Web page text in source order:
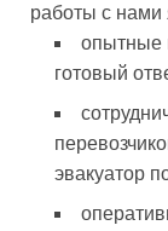
работы с нами
опытные
готовый
эвакуатор